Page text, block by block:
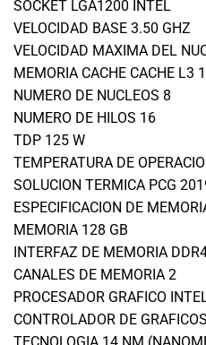
SOCKET LGA1200 INTEL
VELOCIDAD BASE 3.50 GHZ
VELOCIDAD MAXIMA DEL
MEMORIA CACHE CACHE L3
NUMERO DE NUCLEOS 8
NUMERO DE HILOS 16
TDP 125 W
TEMPERATURA DE
SOLUCION TERMICA PCG
ESPECIFICACION DE
MEMORIA 128 GB
INTERFAZ DE MEMORIA
CANALES DE MEMORIA 2
PROCESADOR GRAFICO
CONTROLADOR DE